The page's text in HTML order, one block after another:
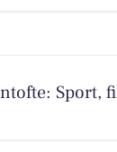
Sport,